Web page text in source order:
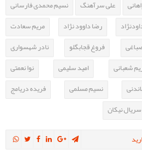
علی سرآهنگ
نسیم محمدی فارسانی
رضا داوود نژاد
مریم سعادت
فروغ قجابگلو
نادر شهسواری
شعبانی امید سلیمی
نوا نعمتی
نسیم مسلمی
فریده دریامج
نیکان